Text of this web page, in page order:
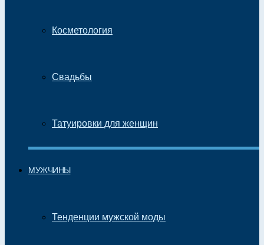
Косметология
Свадьбы
Татуировки для женщин
МУЖЧИНЫ
Тенденции мужской моды